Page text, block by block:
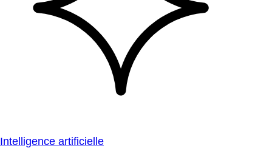
Intelligence artificielle